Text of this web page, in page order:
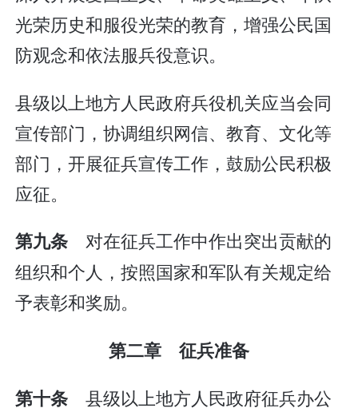
光荣历史和服役光荣的教育，增强公民国
防观念和依法服兵役意识。
县级以上地方人民政府兵役机关应当会同
宣传部门，协调组织网信、教育、文化等
部门，开展征兵宣传工作，鼓励公民积极
应征。
第九条 对在征兵工作中作出突出贡献的
组织和个人，按照国家和军队有关规定给
予表彰和奖励。
第二章 征兵准备
第十条 县级以上地方人民政府征兵办公